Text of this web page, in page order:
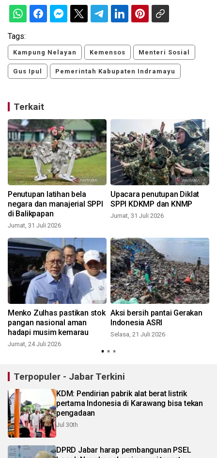
Tags:
Kampung Nelayan Kemensos Menteri Sosial
Gus Ipul Pemerintah Kabupaten Indramayu
Terkait
Penutupan latihan bela
negara dan manajerial SPPI
di Balikpapan
Jumat, 31 Juli 2026
Upacara penutupan Diklat
SPPI KDKMP dan KNMP
Jumat, 31 Juli 2026
Menko Zulhas pastikan stok
pangan nasional aman
hadapi musim kemarau
Jumat, 24 Juli 2026
Aksi bersih pantai Gerakan
Indonesia ASRI
Selasa, 21 Juli 2026
Terpopuler - Jabar Terkini
KDM: Pendirian pabrik alat berat listrik
pertama Indonesia di Karawang bisa tekan
pengadaan
Jul 30th
DPRD Jabar harap pembangunan PSEL